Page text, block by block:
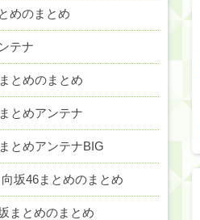
めのまとめ
テナ
とめのまとめ
とめアンテナ
とめアンテナBIG
坂46まとめのまとめ
まとめのまとめ